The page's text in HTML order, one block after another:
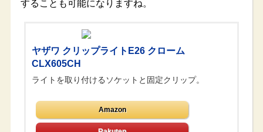
することも可能になりますね。
ヤザワ クリップライトE26 クローム
CLX605CH
ライトを取り付けるソケットと固定クリップ。
Amazon